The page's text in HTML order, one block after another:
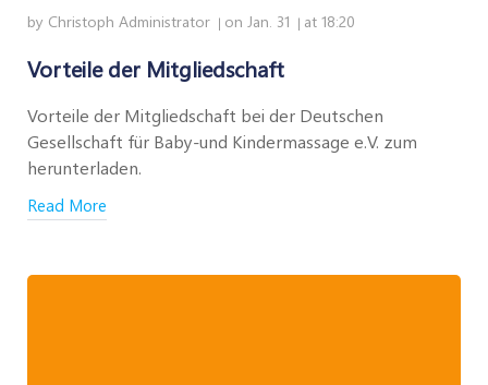
by Christoph Administrator | on Jan. 31 | at 18:20
Vorteile der Mitgliedschaft
Vorteile der Mitgliedschaft bei der Deutschen
Gesellschaft für Baby-und Kindermassage e.V. zum
herunterladen.
Read More